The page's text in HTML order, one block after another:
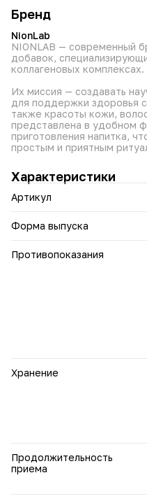
внешний вид.
Позаботьтесь о своей
каждым саше.
БАД. Не является
применением
врачом.
Бренд
NionLab
NIONLAB — современный
добавок,
коллагеновых комплексах.
Их миссия — создавать
для поддержки здоровья
также красоты кожи,
представлена в удобном
приготовления напитка,
простым и приятным
Характеристики
Артикул
Форма выпуска
Противопоказания
Хранение
Продолжительность
приема